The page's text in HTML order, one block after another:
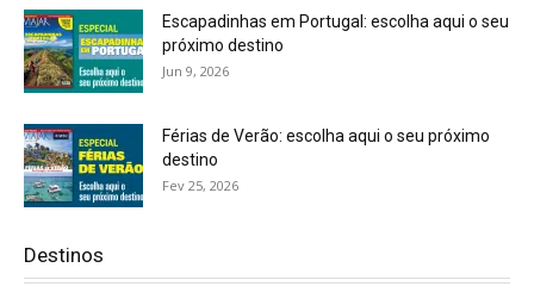
Escapadinhas em Portugal: escolha aqui o seu
próximo destino
Jun 9, 2026
Férias de Verão: escolha aqui o seu próximo
destino
Fev 25, 2026
Destinos